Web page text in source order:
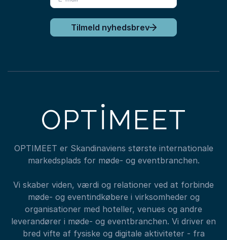
Tilmeld nyhedsbrev
OPTIMEET er Skandinaviens største internationale
markedsplads for møde- og eventbranchen.
Vi skaber viden, værdi og relationer ved at forbinde
møde- og eventindkøbere i virksomheder og
organisationer med hoteller, venues og andre
leverandører i møde- og eventbranchen. Vi driver en
bred vifte af fysiske og digitale aktiviteter - fra